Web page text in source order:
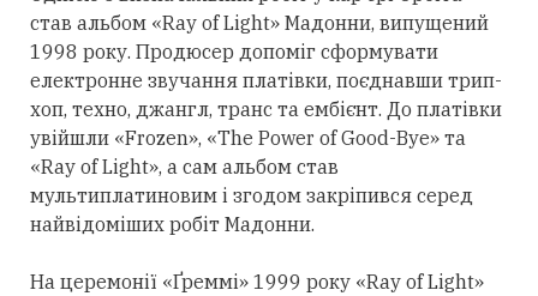
став альбом «Ray of Light» Мадонни, випущений
1998 року. Продюсер допоміг сформувати
електронне звучання платівки, поєднавши трип-
хоп, техно, джангл, транс та ембієнт. До платівки
увійшли «Frozen», «The Power of Good-Bye» та
«Ray of Light», а сам альбом став
мультиплатиновим і згодом закріпився серед
найвідоміших робіт Мадонни.
На церемонії «Ґреммі» 1999 року «Ray of Light»